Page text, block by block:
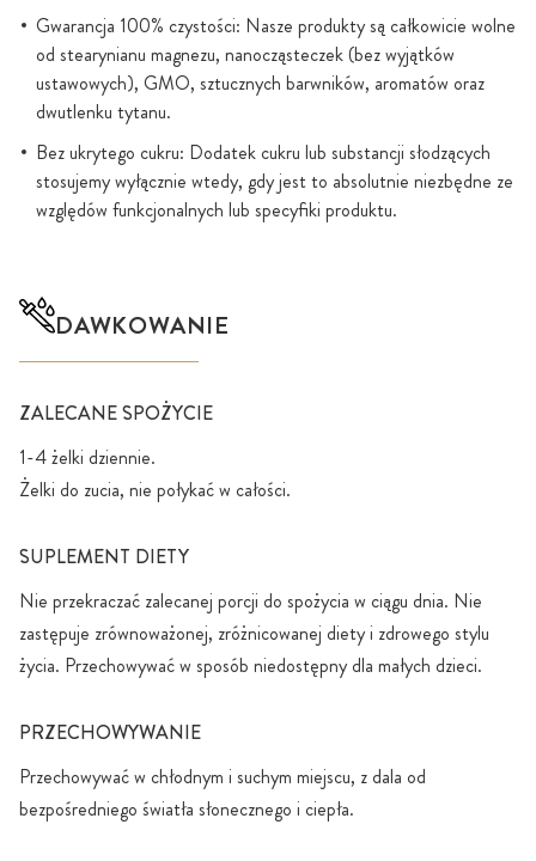
Gwarancja 100% czystości: Nasze produkty są całkowicie wolne
od stearynianu magnezu, nanocząsteczek (bez wyjątków
ustawowych), GMO, sztucznych barwników, aromatów oraz
dwutlenku tytanu.
Bez ukrytego cukru: Dodatek cukru lub substancji słodzących
stosujemy wyłącznie wtedy, gdy jest to absolutnie niezbędne ze
względów funkcjonalnych lub specyfiki produktu.
DAWKOWANIE
ZALECANE SPOŻYCIE
1-4 żelki dziennie.
Żelki do zucia, nie połykać w całości.
SUPLEMENT DIETY
Nie przekraczać zalecanej porcji do spożycia w ciągu dnia. Nie
zastępuje zrównoważonej, zróżnicowanej diety i zdrowego stylu
życia. Przechowywać w sposób niedostępny dla małych dzieci.
PRZECHOWYWANIE
Przechowywać w chłodnym i suchym miejscu, z dala od
bezpośredniego światła słonecznego i ciepła.